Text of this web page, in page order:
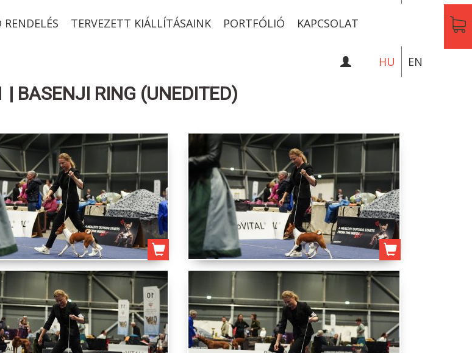
RENDELÉS TERVEZETT KIÁLLÍTÁSAINK PORTFÓLIÓ KAPCSOLAT
HU EN
BASENJI RING (UNEDITED)